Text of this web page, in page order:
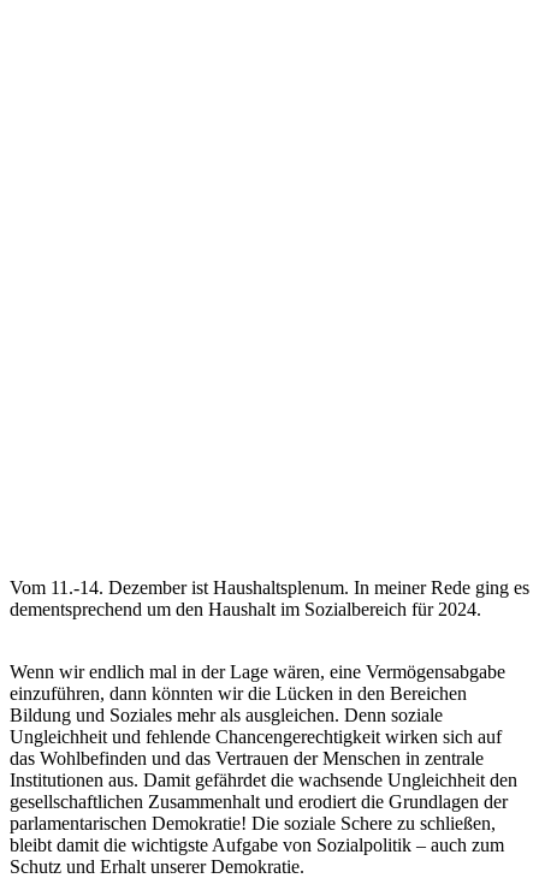
Vom 11.-14. Dezember ist Haushaltsplenum. In meiner Rede ging es
dementsprechend um den Haushalt im Sozialbereich für 2024.
Wenn wir endlich mal in der Lage wären, eine Vermögensabgabe
einzuführen, dann könnten wir die Lücken in den Bereichen
Bildung und Soziales mehr als ausgleichen. Denn soziale
Ungleichheit und fehlende Chancengerechtigkeit wirken sich auf
das Wohlbefinden und das Vertrauen der Menschen in zentrale
Institutionen aus. Damit gefährdet die wachsende Ungleichheit den
gesellschaftlichen Zusammenhalt und erodiert die Grundlagen der
parlamentarischen Demokratie! Die soziale Schere zu schließen,
bleibt damit die wichtigste Aufgabe von Sozialpolitik – auch zum
Schutz und Erhalt unserer Demokratie.